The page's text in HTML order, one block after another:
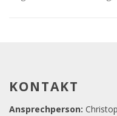
KONTAKT
Ansprechperson: